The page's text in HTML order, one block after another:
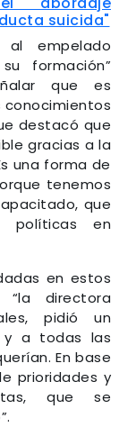
suicida"
empelado
formación”
que es
destacó que
gracias a la
una forma de
tenemos
que
políticas en
en estos
“la directora
pidió un
y a todas las
En base
prioridades y
que se